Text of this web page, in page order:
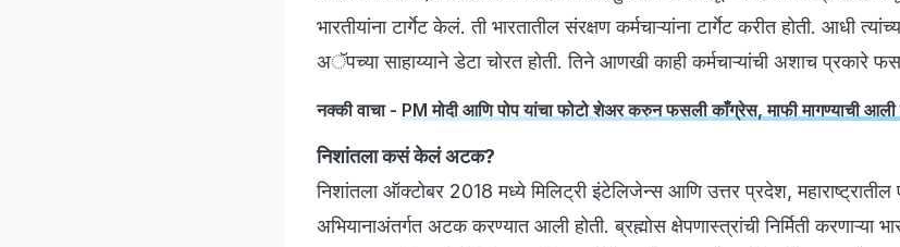
भारतीयांना टार्गेट केलं. ती भारतातील संरक्षण कर्मचाऱ्यांना टार्गेट करीत होती. आधी
अॅपच्या साहाय्याने डेटा चोरत होती. तिने आणखी काही कर्मचाऱ्यांची अशाच प्रकारे
नक्की वाचा - PM मोदी आणि पोप यांचा फोटो शेअर करुन फसली काँग्रेस, माफी मागण्याची
निशांतला कसं केलं अटक?
निशांतला ऑक्टोबर 2018 मध्ये मिलिट्री इंटेलिजेन्स आणि उत्तर प्रदेश,
अभियानाअंतर्गत अटक करण्यात आली होती. ब्रह्मोस क्षेपणास्त्रांची निर्मिती करणाऱ्या